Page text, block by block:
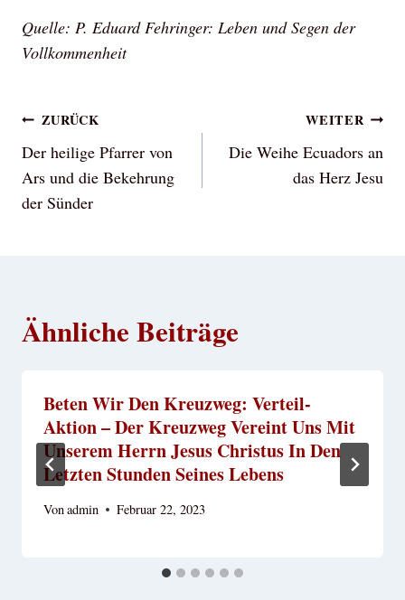
Quelle: P. Eduard Fehringer: Leben und Segen der
Vollkommenheit
Beitragsnavigation
ZURÜCK
Der heilige Pfarrer von
Ars und die Bekehrung
der Sünder
WEITER
Die Weihe Ecuadors an
das Herz Jesu
Ähnliche Beiträge
Beten Wir Den Kreuzweg: Verteil-
Aktion – Der Kreuzweg Vereint Uns Mit
Unserem Herrn Jesus Christus In Den
Letzten Stunden Seines Lebens
Vonadmin Februar 22, 2023